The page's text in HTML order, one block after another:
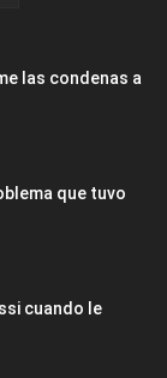
las condenas a
que tuvo
cuando le